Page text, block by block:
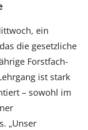
ein
die gesetzliche
Forstfach-
ist stark
– sowohl im
„Unser